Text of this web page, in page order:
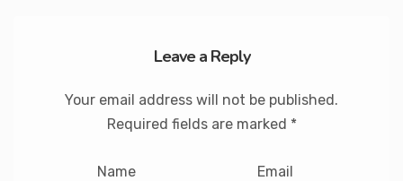
Leave a Reply
Your email address will not be published.
Required fields are marked *
Name Email